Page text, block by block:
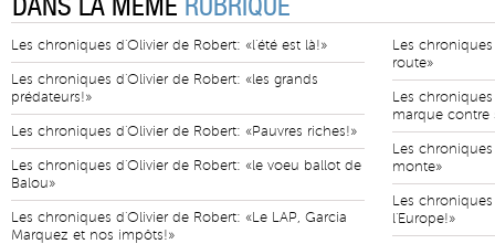
DANS LA MÊME RUBRIQUE
Les chroniques d'Olivier de Robert: «l'été est là!»
Les chroniques d'Olivier de Robert: «les grands
prédateurs!»
Les chroniques d'Olivier de Robert: «Pauvres riches!»
Les chroniques d'Olivier de Robert: «le voeu ballot de
Balou»
Les chroniques d'Olivier de Robert: «Le LAP, Garcia
Marquez et nos impôts!»
Les
route»
Les
marque contre
Les
monte»
Les
l'Europe!»